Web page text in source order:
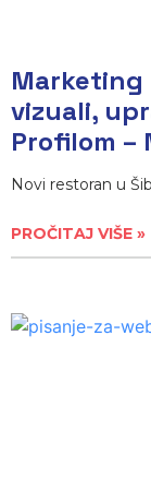
Marketing
vizuali,
Profilom –
Novi restoran u
PROČITAJ VIŠE »